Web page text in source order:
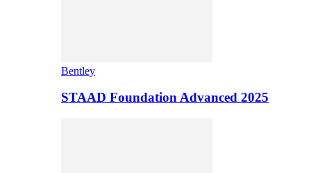
Bentley
STAAD Foundation Advanced 2025